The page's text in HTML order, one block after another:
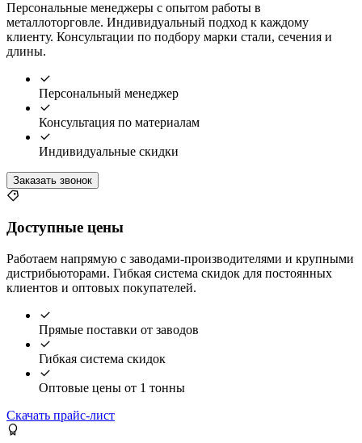
Персональные менеджеры с опытом работы в
металлоторговле. Индивидуальный подход к каждому
клиенту. Консультации по подбору марки стали, сечения и
длины.
Персональный менеджер
Консультация по материалам
Индивидуальные скидки
Заказать звонок
Доступные цены
Работаем напрямую с заводами-производителями и крупными
дистрибьюторами. Гибкая система скидок для постоянных
клиентов и оптовых покупателей.
Прямые поставки от заводов
Гибкая система скидок
Оптовые цены от 1 тонны
Скачать прайс-лист